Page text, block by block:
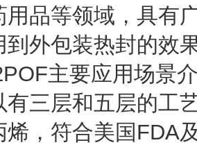
用品等领域，具有
到外包装热封的效
主要应用场景
有三层和五层的工
烯，符合美国FDA